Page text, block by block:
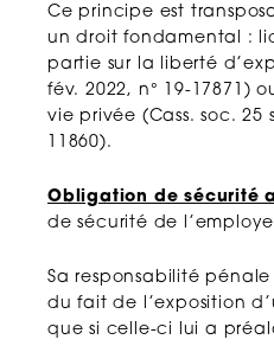
Ce principe est
un droit fondamental :
partie sur la liberté
fév. 2022, n° 19-17871)
vie privée (Cass. soc. 25
11860).
Obligation de sécurité
de sécurité de
Sa responsabilité
du fait de l’exposition
que si celle-ci lui a